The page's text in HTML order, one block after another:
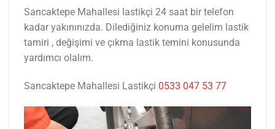
Sancaktepe Mahallesi lastikçi 24 saat bir telefon
kadar yakınınızda. Dilediğiniz konuma gelelim lastik
tamiri , değişimi ve çıkma lastik temini konusunda
yardımcı olalım.
Sancaktepe Mahallesi Lastikçi 0533 047 53 77